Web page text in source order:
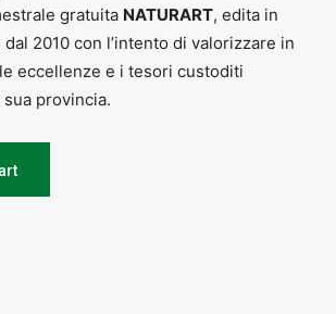
gratuita NATURART, edita in
2010 con l’intento di valorizzare in
eccellenze e i tesori custoditi
provincia.